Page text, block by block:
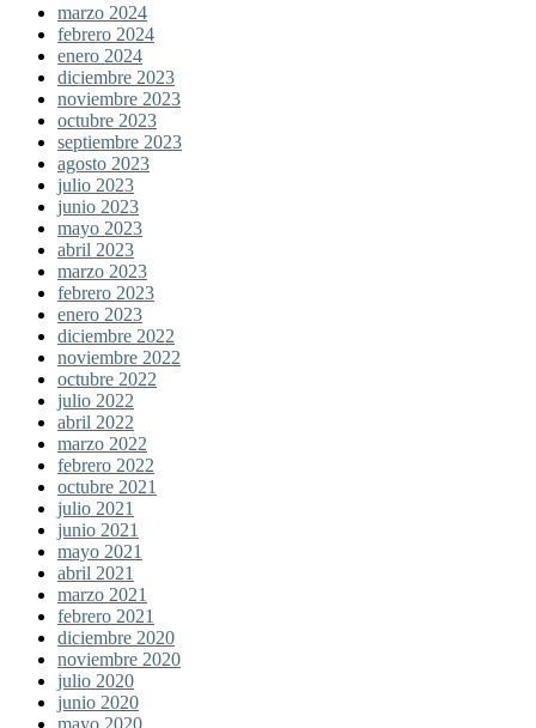
marzo 2024
febrero 2024
enero 2024
diciembre 2023
noviembre 2023
octubre 2023
septiembre 2023
agosto 2023
julio 2023
junio 2023
mayo 2023
abril 2023
marzo 2023
febrero 2023
enero 2023
diciembre 2022
noviembre 2022
octubre 2022
julio 2022
abril 2022
marzo 2022
febrero 2022
octubre 2021
julio 2021
junio 2021
mayo 2021
abril 2021
marzo 2021
febrero 2021
diciembre 2020
noviembre 2020
julio 2020
junio 2020